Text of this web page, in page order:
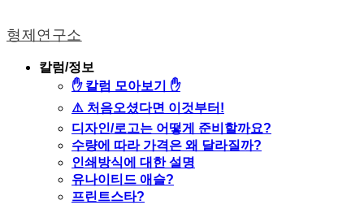
형제연구소
칼럼/정보
✋ 칼럼 모아보기 ✋
⚠️ 처음오셨다면 이것부터!
디자인/로고는 어떻게 준비할까요?
수량에 따라 가격은 왜 달라질까?
인쇄방식에 대한 설명
유나이티드 애슬?
프린트스타?